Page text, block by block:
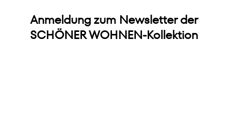
Anmeldung zum Newsletter der
SCHÖNER WOHNEN-Kollektion